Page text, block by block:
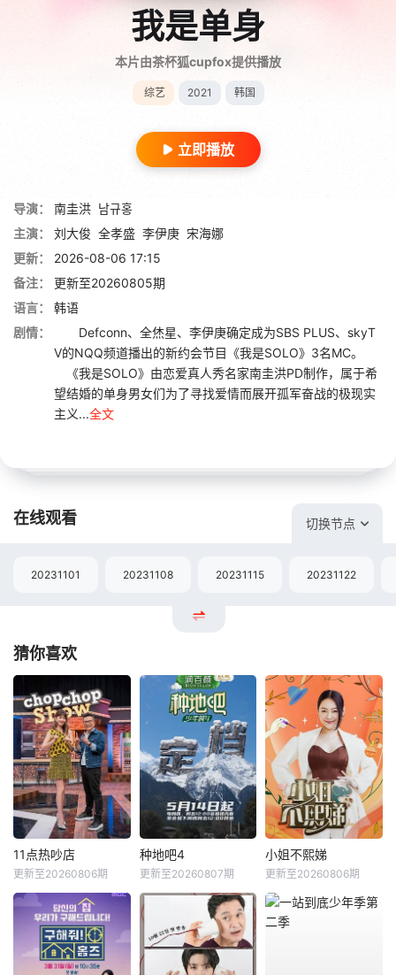
我是单身
本片由茶杯狐cupfox提供播放
综艺 2021 韩国
立即播放
导演： 南圭洪 남규홍
主演：
刘大俊 全孝盛 李伊庚 宋海娜
更新：
2026-08-06 17:15
备注：
更新至20260805期
语言：
韩语
剧情：
Defconn、全烋星、李伊庚确定成为SBS PLUS、skyT
V的NQQ频道播出的新约会节目《我是SOLO》3名MC。
《我是SOLO》由恋爱真人秀名家南圭洪PD制作，属于希
望结婚的单身男女们为了寻找爱情而展开孤军奋战的极现实
主义...全文
在线观看 切换节点
20231101 20231108 20231115 20231122
猜你喜欢
11点热吵店
更新至20260806期
种地吧4
更新至20260807期
小姐不熙娣
更新至20260806期